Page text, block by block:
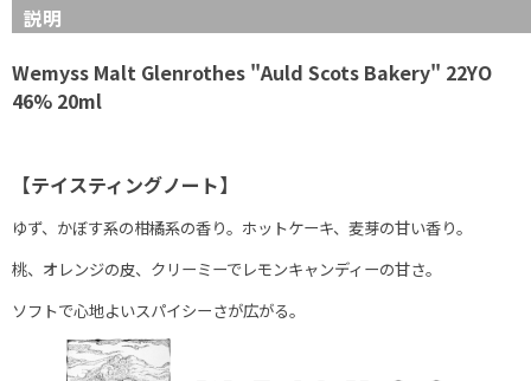
説明
Wemyss Malt Glenrothes "Auld Scots Bakery" 22YO
46% 20ml
【テイスティングノート】
ゆず、かぼす系の柑橘系の香り。ホットケーキ、麦芽の甘い香り。
桃、オレンジの皮、クリーミーでレモンキャンディーの甘さ。
ソフトで心地よいスパイシーさが広がる。